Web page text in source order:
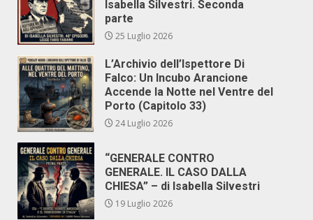
Isabella Silvestri. Seconda
parte
25 Luglio 2026
L’Archivio dell’Ispettore Di
Falco: Un Incubo Arancione
Accende la Notte nel Ventre del
Porto (Capitolo 33)
24 Luglio 2026
“GENERALE CONTRO
GENERALE. IL CASO DALLA
CHIESA” – di Isabella Silvestri
19 Luglio 2026